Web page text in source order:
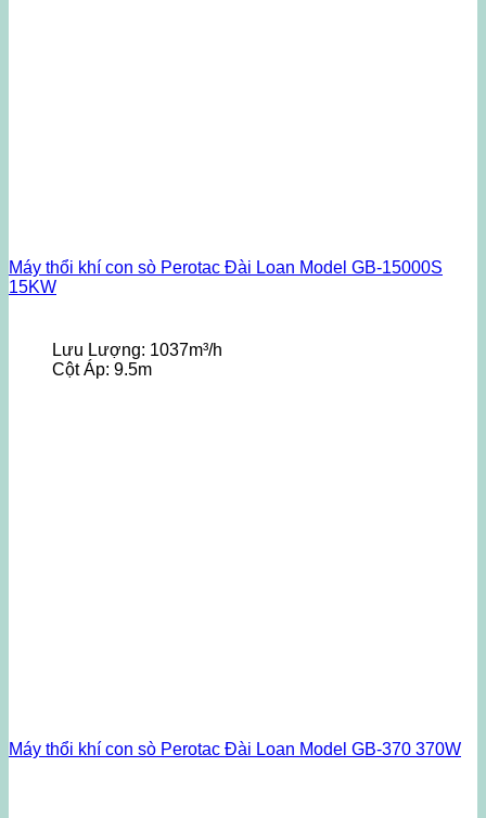
Máy thổi khí con sò Perotac Đài Loan Model GB-15000S
15KW
Lưu Lượng: 1037m³/h
Cột Áp: 9.5m
Máy thổi khí con sò Perotac Đài Loan Model GB-370 370W